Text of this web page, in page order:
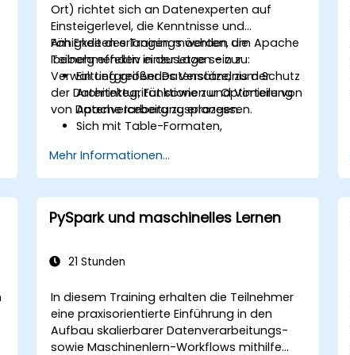
Ort) richtet sich an Datenexperten auf
Einsteigerlevel, die Kenntnisse und
Fähigkeiten erlangen möchten, um Apache
Iceberg effektiv einzusetzen – zur
Verwaltung großer Datensätze, zum Schutz
der Datenintegrität sowie zur Optimierung
von Datenverarbeitungsprozessen.
Am Ende des Trainings werden die
Teilnehmenden in der Lage sein zu:
Ein tiefgreifendes Verständnis der
Architektur, Funktionen und Vorteile von
Apache Iceberg zu erlangen.
Sich mit Table-Formaten,
sowie den Möglichkeiten des Time
Travel vertraut zu machen.
Umgebungen zu installieren und zu
konfigurieren.
verwalten sowie zu bearbeiten.
anderen Table-Formaten nach Apache
Iceberg zu verstehen.
Mehr Informationen...
PySpark und maschinelles Lernen
21 Stunden
In diesem Training erhalten die Teilnehmer
eine praxisorientierte Einführung in den
Aufbau skalierbarer Datenverarbeitungs-
sowie Maschinenlern-Workflows mithilfe